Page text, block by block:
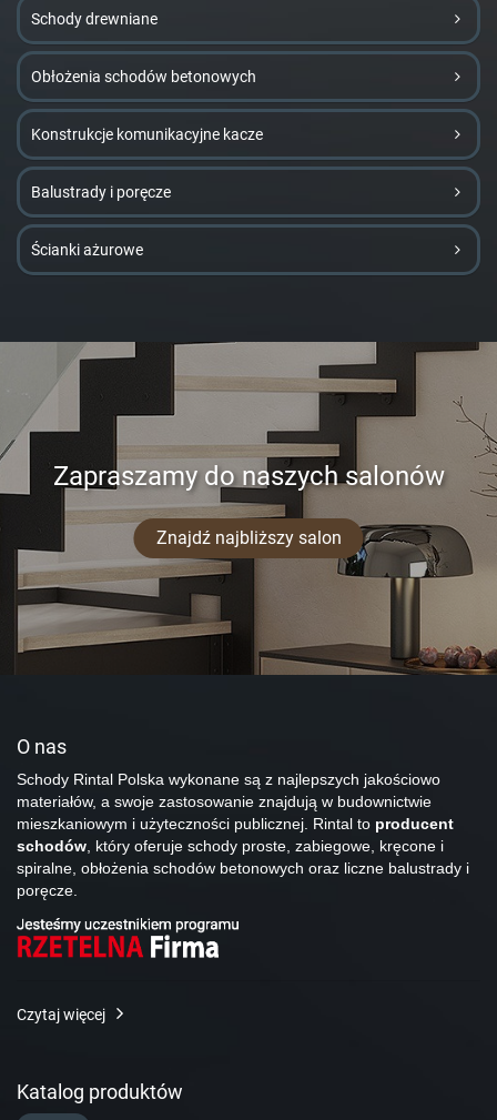
Schody drewniane
Obłożenia schodów betonowych
Konstrukcje komunikacyjne kacze
Balustrady i poręcze
Ścianki ażurowe
Zapraszamy do naszych salonów
Znajdź najbliższy salon
O nas
Schody Rintal Polska wykonane są z najlepszych jakościowo
materiałów, a swoje zastosowanie znajdują w budownictwie
mieszkaniowym i użyteczności publicznej. Rintal to producent
schodów, który oferuje schody proste, zabiegowe, kręcone i
spiralne, obłożenia schodów betonowych oraz liczne balustrady i
poręcze.
Czytaj więcej
Katalog produktów